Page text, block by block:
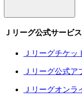
Ｊリーグ公式サービス
Ｊリーグチケッ
Ｊリーグ公式ア
Ｊリーグオンラ